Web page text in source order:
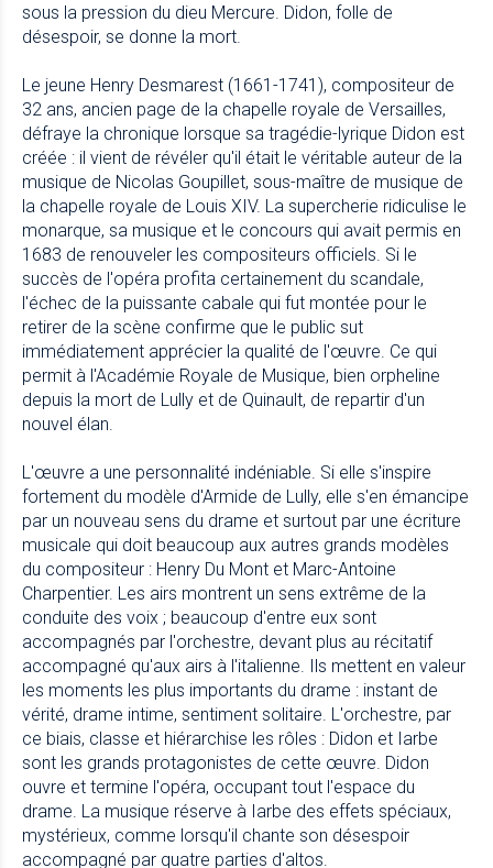
sous la pression du dieu Mercure. Didon, folle de
désespoir, se donne la mort.
Le jeune Henry Desmarest (1661-1741), compositeur de
32 ans, ancien page de la chapelle royale de Versailles,
défraye la chronique lorsque sa tragédie-lyrique Didon est
créée : il vient de révéler qu'il était le véritable auteur de la
musique de Nicolas Goupillet, sous-maître de musique de
la chapelle royale de Louis XIV. La supercherie ridiculise le
monarque, sa musique et le concours qui avait permis en
1683 de renouveler les compositeurs officiels. Si le
succès de l'opéra profita certainement du scandale,
l'échec de la puissante cabale qui fut montée pour le
retirer de la scène confirme que le public sut
immédiatement apprécier la qualité de l'œuvre. Ce qui
permit à l'Académie Royale de Musique, bien orpheline
depuis la mort de Lully et de Quinault, de repartir d'un
nouvel élan.
L'œuvre a une personnalité indéniable. Si elle s'inspire
fortement du modèle d'Armide de Lully, elle s'en émancipe
par un nouveau sens du drame et surtout par une écriture
musicale qui doit beaucoup aux autres grands modèles
du compositeur : Henry Du Mont et Marc-Antoine
Charpentier. Les airs montrent un sens extrême de la
conduite des voix ; beaucoup d'entre eux sont
accompagnés par l'orchestre, devant plus au récitatif
accompagné qu'aux airs à l'italienne. Ils mettent en valeur
les moments les plus importants du drame : instant de
vérité, drame intime, sentiment solitaire. L'orchestre, par
ce biais, classe et hiérarchise les rôles : Didon et Iarbe
sont les grands protagonistes de cette œuvre. Didon
ouvre et termine l'opéra, occupant tout l'espace du
drame. La musique réserve à Iarbe des effets spéciaux,
mystérieux, comme lorsqu'il chante son désespoir
accompagné par quatre parties d'altos.